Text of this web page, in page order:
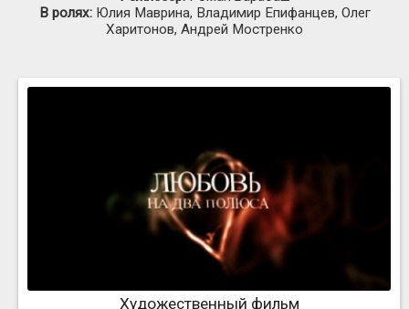
В ролях:Юлия Маврина, Владимир Епифанцев, Олег
Харитонов, Андрей Мостренко
Художественный фильм